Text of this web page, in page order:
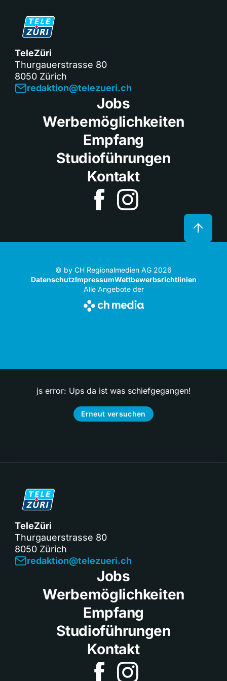
TeleZüri
Thurgauerstrasse 80
8050 Zürich
redaktion@telezueri.ch
Jobs
Werbemöglichkeiten
Empfang
Studioführungen
Kontakt
© by CH Regionalmedien AG 2026
DatenschutzImpressumWettbewerbsrichtlinien
Alle Angebote der
js error: Ups da ist was schiefgegangen!
Erneut versuchen
TeleZüri
Thurgauerstrasse 80
8050 Zürich
redaktion@telezueri.ch
Jobs
Werbemöglichkeiten
Empfang
Studioführungen
Kontakt